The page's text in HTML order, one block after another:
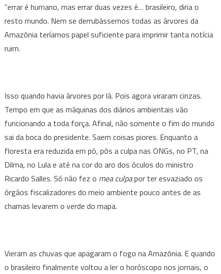
“errar é humano, mas errar duas vezes é… brasileiro, diria o
resto mundo. Nem se derrubássemos todas as árvores da
Amazônia teríamos papel suficiente para imprimir tanta notícia
ruim.
Isso quando havia árvores por lá. Pois agora viraram cinzas.
Tempo em que as máquinas dos diários ambientais vão
funcionando a toda força. Afinal, não somente o fim do mundo
sai da boca do presidente. Saem coisas piores. Enquanto a
floresta era reduzida em pó, pôs a culpa nas ONGs, no PT, na
Dilma, no Lula e até na cor do aro dos óculos do ministro
Ricardo Salles. Só não fez o mea culpapor ter esvaziado os
órgãos fiscalizadores do meio ambiente pouco antes de as
chamas levarem o verde do mapa.
Vieram as chuvas que apagaram o fogo na Amazônia. E quando
o brasileiro finalmente voltou a ler o horóscopo nos jornais, o